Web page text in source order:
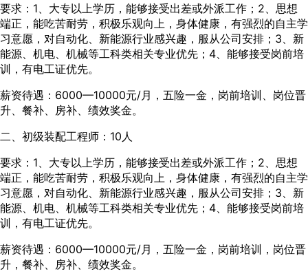
要求：1、大专以上学历，能够接受出差或外派工作；2、思想
端正，能吃苦耐劳，积极乐观向上，身体健康，有强烈的自主学
习意愿，对自动化、新能源行业感兴趣，服从公司安排；3、新
能源、机电、机械等工科类相关专业优先；4、能够接受岗前培
训，有电工证优先。
薪资待遇：6000—10000元/月，五险一金，岗前培训、岗位晋
升、餐补、房补、绩效奖金。
二、初级装配工程师：10人
要求：1、大专以上学历，能够接受出差或外派工作；2、思想
端正，能吃苦耐劳，积极乐观向上，身体健康，有强烈的自主学
习意愿，对自动化、新能源行业感兴趣，服从公司安排；3、新
能源、机电、机械等工科类相关专业优先；4、能够接受岗前培
训，有电工证优先。
薪资待遇：6000—10000元/月，五险一金，岗前培训，岗位晋
升，餐补、房补、绩效奖金。